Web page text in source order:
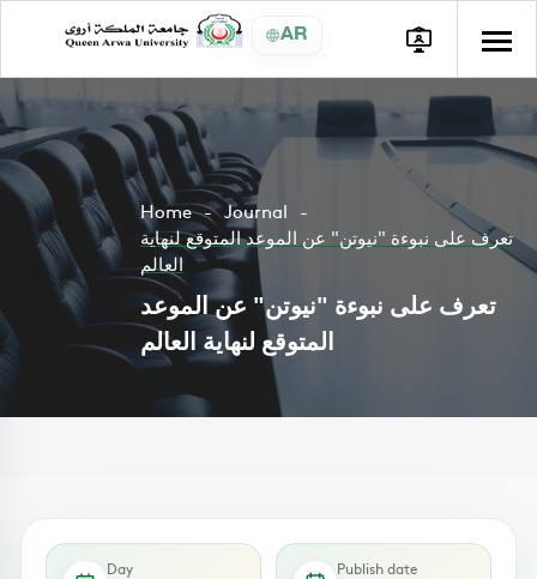
AR
Home
Journal
تعرف على نبوءة "نيوتن" عن الموعد المتوقع لنهاية
العالم
تعرف على نبوءة "نيوتن" عن الموعد
المتوقع لنهاية العالم
Day Publish date